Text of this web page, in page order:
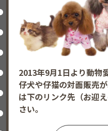
2013年9月1日より動物
仔犬や仔猫の対面販売
は下のリンク先（お迎
さい。